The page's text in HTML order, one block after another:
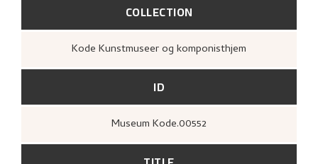
COLLECTION
Kode Kunstmuseer og komponisthjem
ID
Museum Kode.00552